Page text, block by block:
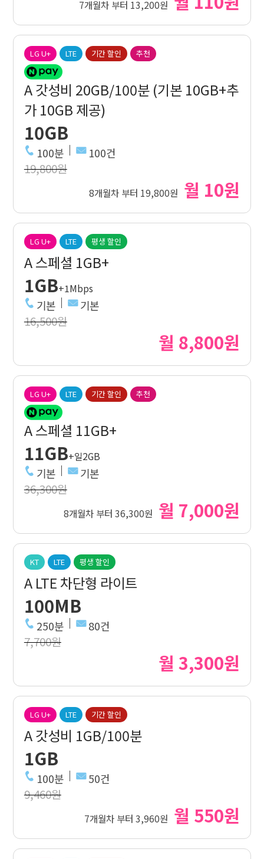
7개월차 부터 13,200원
LG U+ LTE 기간 할인 추천
A 갓성비 20GB/100분 (기본 10GB+추
가 10GB 제공)
10GB
100분 100건
19,800원
8개월차 부터 19,800원 월 10원
LG U+ LTE 평생 할인
A 스페셜 1GB+
1GB+1Mbps
기본 기본
16,500원
월 8,800원
LG U+ LTE 기간 할인 추천
A 스페셜 11GB+
11GB+일2GB
기본 기본
36,300원
8개월차 부터 36,300원 월 7,000원
KT LTE 평생 할인
A LTE 차단형 라이트
100MB
250분 80건
7,700원
월 3,300원
LG U+ LTE 기간 할인
A 갓성비 1GB/100분
1GB
100분 50건
9,460원
7개월차 부터 3,960원 월 550원